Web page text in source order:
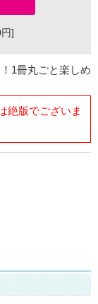
]
1冊丸ごと楽しめ
絶版でございま